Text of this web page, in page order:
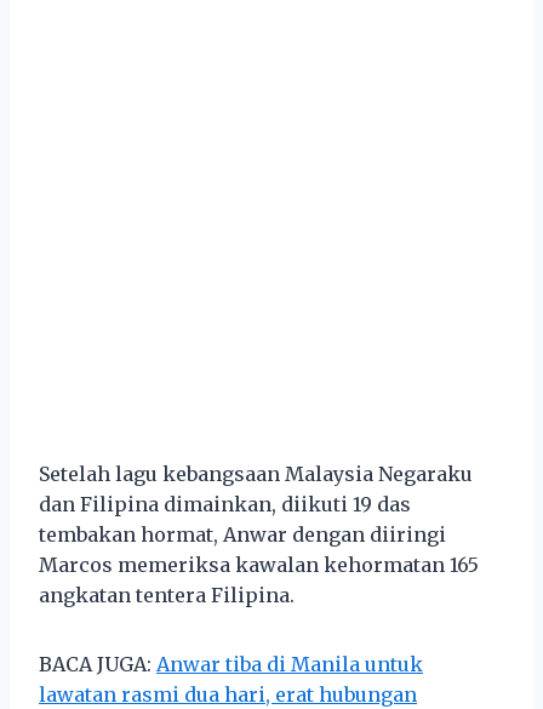
Setelah lagu kebangsaan Malaysia Negaraku
dan Filipina dimainkan, diikuti 19 das
tembakan hormat, Anwar dengan diiringi
Marcos memeriksa kawalan kehormatan 165
angkatan tentera Filipina.
BACA JUGA: Anwar tiba di Manila untuk
lawatan rasmi dua hari, erat hubungan